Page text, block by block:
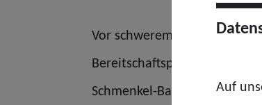
Vor schwerem Gerät und
Bereitschaftspolizeien der
Schmenkel-Backhoff (2.v.l.).
Auf